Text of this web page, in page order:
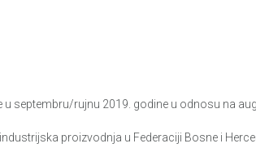
septembru/rujnu 2019. godine u odnosu na
proizvodnja u Federaciji Bosne i